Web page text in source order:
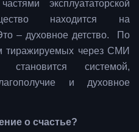
эксплуататорской
находится на
– духовное детство. По
тиражируемых через СМИ
становится системой,
и духовное
о счастье?